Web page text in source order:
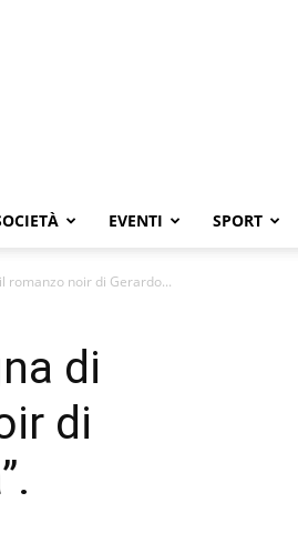
EVENTI SPORT
romanzo noir di Gerardo...
di
di